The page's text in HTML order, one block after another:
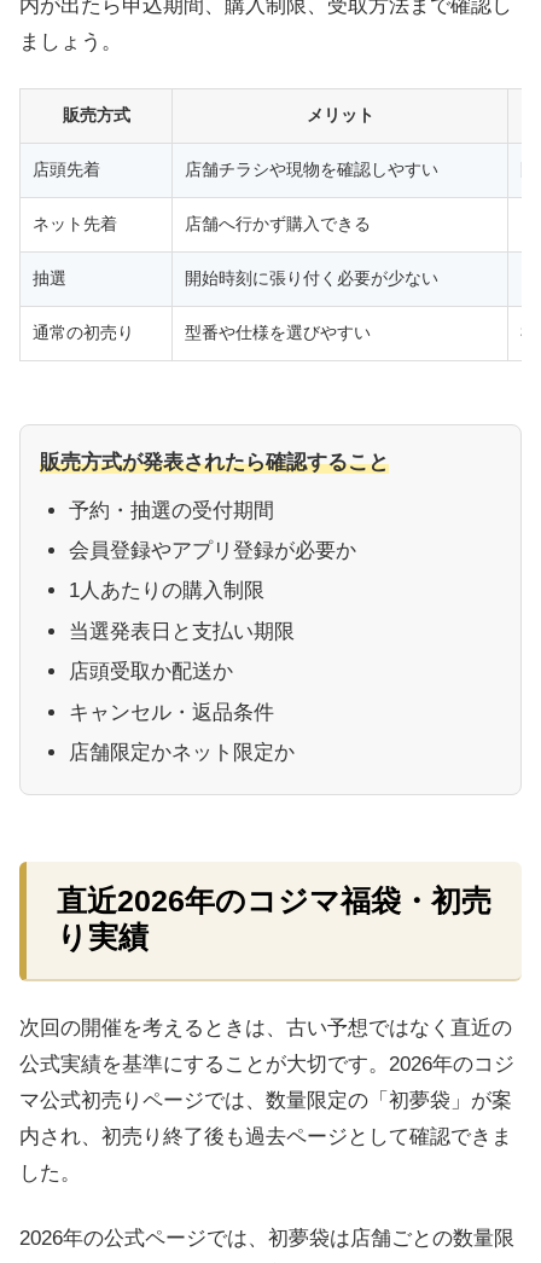
内が出たら申込期間、購入制限、受取方法まで確認し
ましょう。
販売方式 メリット
店頭先着 店舗チラシや現物を確認しやすい
ネット先着 店舗へ行かず購入できる
抽選 開始時刻に張り付く必要が少ない
通常の初売り 型番や仕様を選びやすい 福
販売方式が発表されたら確認すること
予約・抽選の受付期間
会員登録やアプリ登録が必要か
1人あたりの購入制限
当選発表日と支払い期限
店頭受取か配送か
キャンセル・返品条件
店舗限定かネット限定か
直近2026年のコジマ福袋・初売
り実績
次回の開催を考えるときは、古い予想ではなく直近の
公式実績を基準にすることが大切です。2026年のコジ
マ公式初売りページでは、数量限定の「初夢袋」が案
内され、初売り終了後も過去ページとして確認できま
した。
2026年の公式ページでは、初夢袋は店舗ごとの数量限